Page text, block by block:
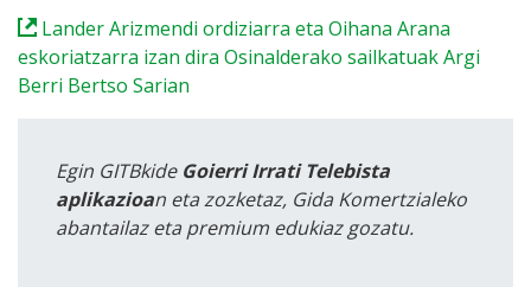
Lander Arizmendi ordiziarra eta Oihana Arana
eskoriatzarra izan dira Osinalderako sailkatuak Argi
Berri Bertso Sarian
Egin GITBkide Goierri Irrati Telebista
aplikazioan eta zozketaz, Gida Komertzialeko
abantailaz eta premium edukiaz gozatu.